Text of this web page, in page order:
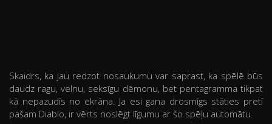
Skaidrs, ka jau redzot nosaukumu var saprast, ka spēlē būs
daudz ragu, velnu, seksīgu dēmonu, bet pentagramma tikpat
kā nepazudīs no ekrāna. Ja esi gana drosmīgs stāties pretī
pašam Diablo, ir vērts noslēgt līgumu ar šo spēļu automātu.